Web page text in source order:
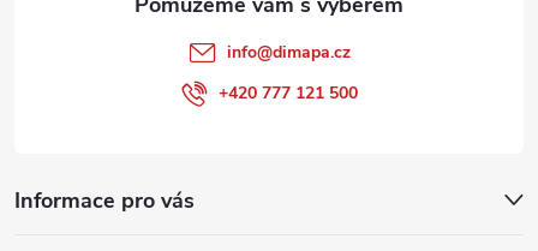
Informace pro vás
info@dimapa.cz
+420 777 121 500